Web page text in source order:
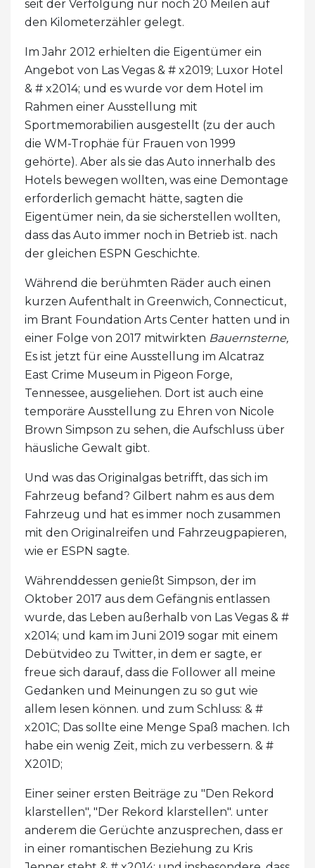
seit der Verfolgung nur noch 20 Meilen auf
den Kilometerzähler gelegt.
Im Jahr 2012 erhielten die Eigentümer ein
Angebot von Las Vegas & # x2019; Luxor Hotel
& # x2014; und es wurde vor dem Hotel im
Rahmen einer Ausstellung mit
Sportmemorabilien ausgestellt (zu der auch
die WM-Trophäe für Frauen von 1999
gehörte). Aber als sie das Auto innerhalb des
Hotels bewegen wollten, was eine Demontage
erforderlich gemacht hätte, sagten die
Eigentümer nein, da sie sicherstellen wollten,
dass das Auto immer noch in Betrieb ist. nach
der gleichen ESPN Geschichte.
Während die berühmten Räder auch einen
kurzen Aufenthalt in Greenwich, Connecticut,
im Brant Foundation Arts Center hatten und in
einer Folge von 2017 mitwirkten Bauernsterne,
Es ist jetzt für eine Ausstellung im Alcatraz
East Crime Museum in Pigeon Forge,
Tennessee, ausgeliehen. Dort ist auch eine
temporäre Ausstellung zu Ehren von Nicole
Brown Simpson zu sehen, die Aufschluss über
häusliche Gewalt gibt.
Und was das Originalgas betrifft, das sich im
Fahrzeug befand? Gilbert nahm es aus dem
Fahrzeug und hat es immer noch zusammen
mit den Originalreifen und Fahrzeugpapieren,
wie er ESPN sagte.
Währenddessen genießt Simpson, der im
Oktober 2017 aus dem Gefängnis entlassen
wurde, das Leben außerhalb von Las Vegas & #
x2014; und kam im Juni 2019 sogar mit einem
Debütvideo zu Twitter, in dem er sagte, er
freue sich darauf, dass die Follower all meine
Gedanken und Meinungen zu so gut wie
allem lesen können. und zum Schluss: & #
x201C; Das sollte eine Menge Spaß machen. Ich
habe ein wenig Zeit, mich zu verbessern. & #
X201D;
Einer seiner ersten Beiträge zu "Den Rekord
klarstellen", "Der Rekord klarstellen". unter
anderem die Gerüchte anzusprechen, dass er
in einer romantischen Beziehung zu Kris